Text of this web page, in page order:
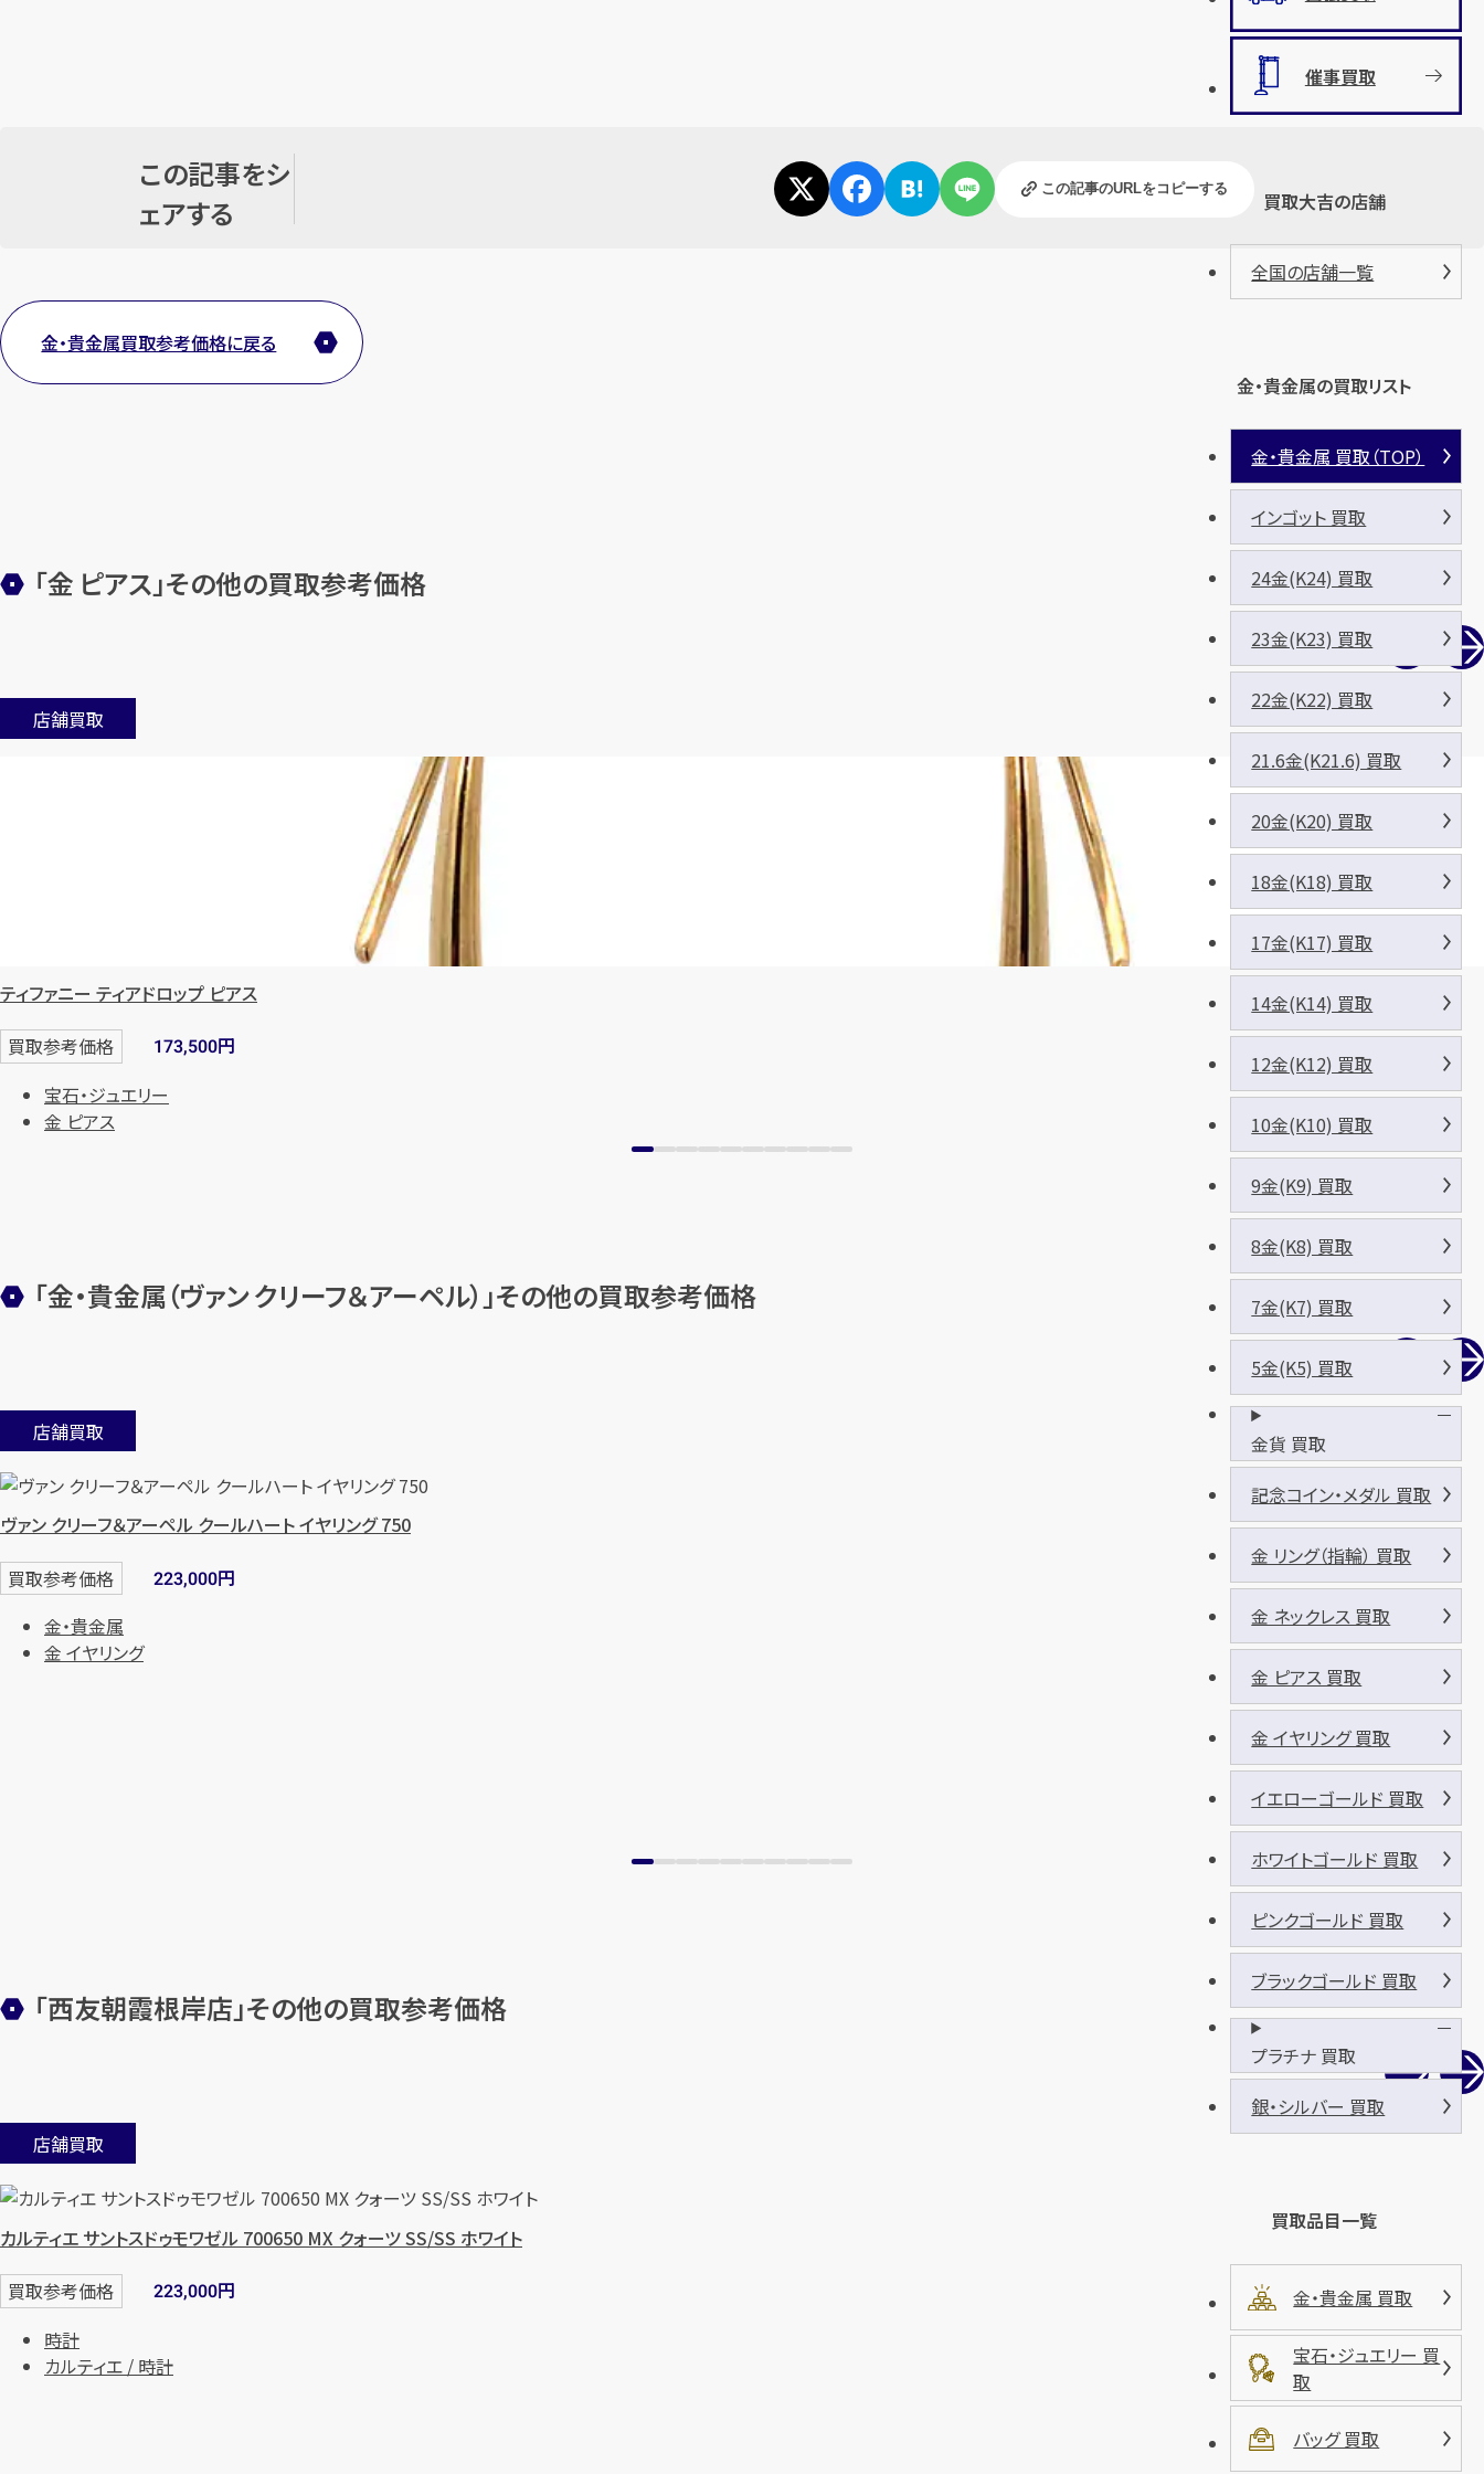
この記事をシ
ェアする
この記事のURLをコピーする
金・貴金属買取参考価格に戻る
「金 ピアス」その他の買取参考価格
店舗買取
ティファニー ティアドロップ ピアス
買取参考価格 173,500円
宝石・ジュエリー
金 ピアス
「金・貴金属（ヴァン クリーフ＆アーペル）」その他の買取参考価格
店舗買取
ヴァン クリーフ＆アーペル クールハート イヤリング 750
買取参考価格 223,000円
金・貴金属
金 イヤリング
「西友朝霞根岸店」その他の買取参考価格
店舗買取
カルティエ サントスドゥモワゼル 700650 MX クォーツ SS/SS ホワイト
買取参考価格 223,000円
時計
カルティエ / 時計
催事買取
買取大吉の店舗
全国の店舗一覧
金・貴金属の買取リスト
金・貴金属 買取（TOP）
インゴット 買取
24金(K24) 買取
23金(K23) 買取
22金(K22) 買取
21.6金(K21.6) 買取
20金(K20) 買取
18金(K18) 買取
17金(K17) 買取
14金(K14) 買取
12金(K12) 買取
10金(K10) 買取
9金(K9) 買取
8金(K8) 買取
7金(K7) 買取
5金(K5) 買取
金貨 買取
記念コイン・メダル 買取
金 リング（指輪） 買取
金 ネックレス 買取
金 ピアス 買取
金 イヤリング 買取
イエローゴールド 買取
ホワイトゴールド 買取
ピンクゴールド 買取
ブラックゴールド 買取
プラチナ 買取
銀・シルバー 買取
買取品目一覧
金・貴金属 買取
宝石・ジュエリー 買
取
バッグ 買取